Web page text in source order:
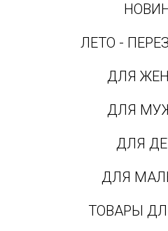
ЛЕТО -
ДЛЯ
ДЛЯ
ДЛЯ
ДЛЯ
ТОВАРЫ